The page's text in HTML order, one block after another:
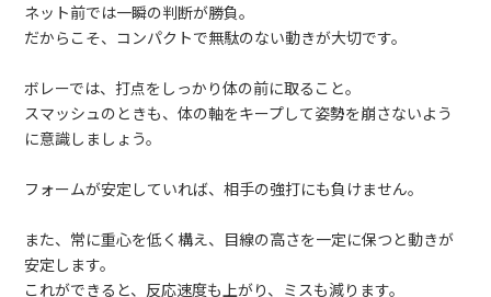
ネット前では一瞬の判断が勝負。
だからこそ、コンパクトで無駄のない動きが大切です。
ボレーでは、打点をしっかり体の前に取ること。
スマッシュのときも、体の軸をキープして姿勢を崩さないよう
に意識しましょう。
フォームが安定していれば、相手の強打にも負けません。
また、常に重心を低く構え、目線の高さを一定に保つと動きが
安定します。
これができると、反応速度も上がり、ミスも減ります。